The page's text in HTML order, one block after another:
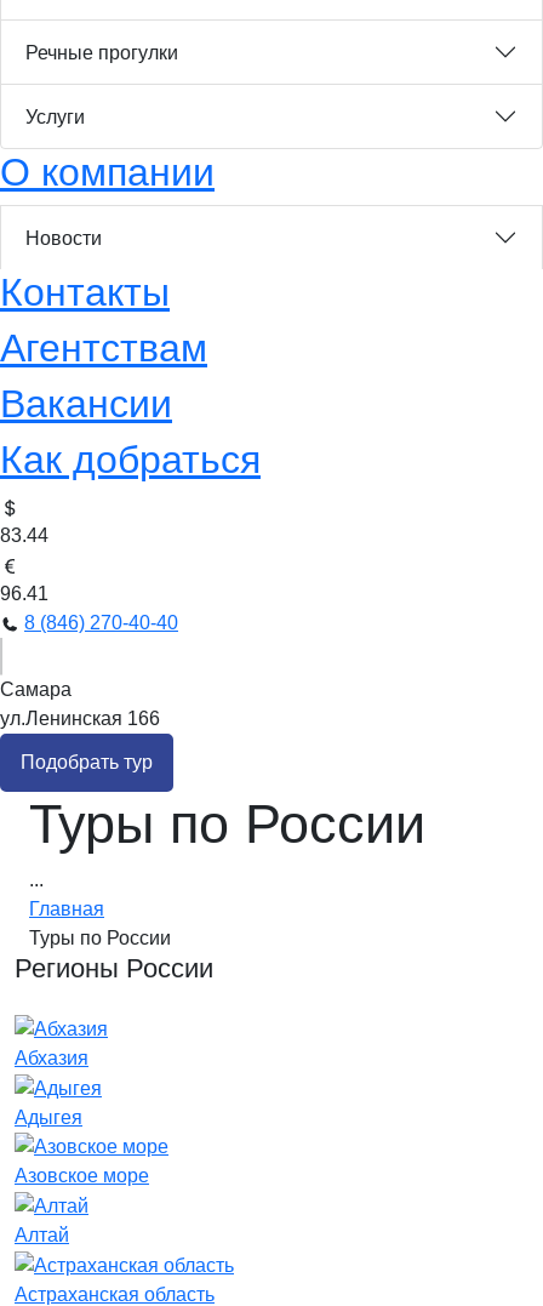
Речные прогулки
Услуги
О компании
Новости
Контакты
Агентствам
Вакансии
Как добраться
83.44
96.41
8 (846) 270-40-40
Самара
ул.Ленинская 166
Подобрать тур
Туры по России
...
Главная
Туры по России
Регионы России
Абхазия
Адыгея
Азовское море
Алтай
Астраханская область